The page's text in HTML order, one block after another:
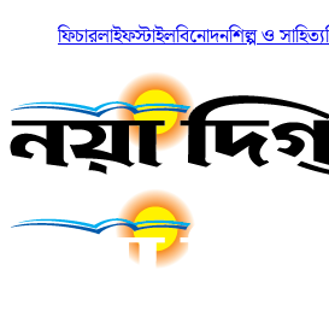
ফিচারলাইফস্টাইলবিনোদনশিল্প ও সাহিত্য